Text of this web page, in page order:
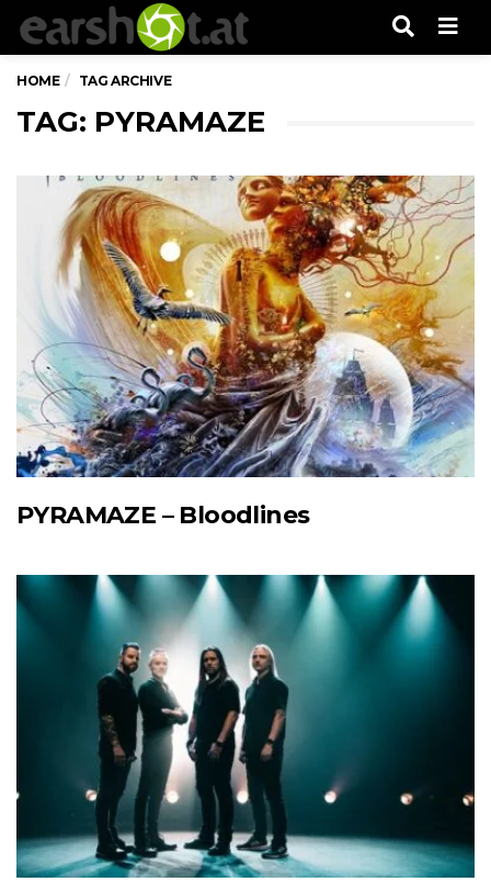
HOME TAG ARCHIVE
TAG: PYRAMAZE
PYRAMAZE – Bloodlines